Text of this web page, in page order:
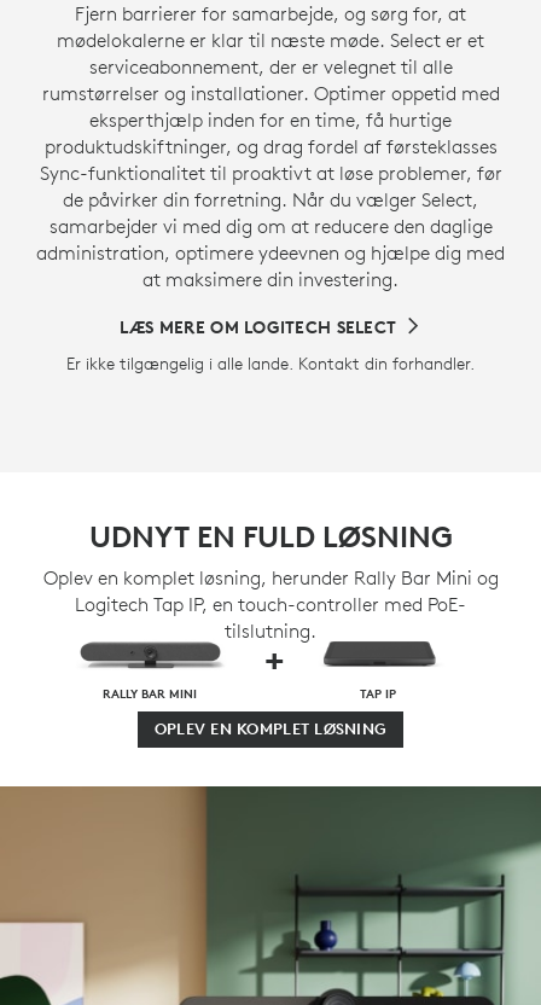
Fjern barrierer for samarbejde, og sørg for, at
mødelokalerne er klar til næste møde. Select er et
serviceabonnement, der er velegnet til alle
rumstørrelser og installationer. Optimer oppetid med
eksperthjælp inden for en time, få hurtige
produktudskiftninger, og drag fordel af førsteklasses
Sync-funktionalitet til proaktivt at løse problemer, før
de påvirker din forretning. Når du vælger Select,
samarbejder vi med dig om at reducere den daglige
administration, optimere ydeevnen og hjælpe dig med
at maksimere din investering.
LÆS MERE OM LOGITECH SELECT
Er ikke tilgængelig i alle lande. Kontakt din forhandler.
UDNYT EN FULD LØSNING
Oplev en komplet løsning, herunder Rally Bar Mini og
Logitech Tap IP, en touch-controller med PoE-
tilslutning.
RALLY BAR MINI
+
TAP IP
OPLEV EN KOMPLET LØSNING